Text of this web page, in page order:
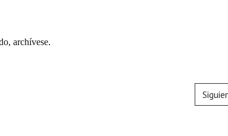
archívese.